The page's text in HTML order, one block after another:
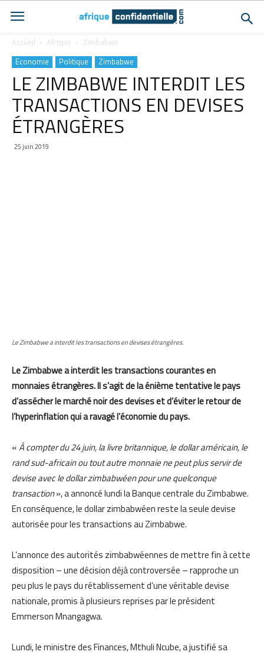
Accueil Afrique Zimbabwe
Economie Politique Zimbabwe
LE ZIMBABWE INTERDIT LES
TRANSACTIONS EN DEVISES
ÉTRANGÈRES
25 juin 2019
Le Zimbabwe a interdit les transactions en devises étrangères.
Le Zimbabwe a interdit les transactions courantes en
monnaies étrangères. Il s’agit de la énième tentative le pays
d’assécher le marché noir des devises et d’éviter le retour de
l’hyperinflation qui a ravagé l’économie du pays.
«À compter du 24 juin, la livre britannique, le dollar américain, le
rand sud-africain ou tout autre monnaie ne peut plus servir de
devise avec le dollar zimbabwéen pour une quelconque
transaction», a annoncé lundi la Banque centrale du Zimbabwe.
En conséquence, le dollar zimbabwéen reste la seule devise
autorisée pour les transactions au Zimbabwe.
L’annonce des autorités zimbabwéennes de mettre fin à cette
disposition – une décision déjà controversée – rapproche un
peu plus le pays du rétablissement d’une véritable devise
nationale, promis à plusieurs reprises par le président
Emmerson Mnangagwa.
Lundi, le ministre des Finances, Mthuli Ncube, a justifié sa